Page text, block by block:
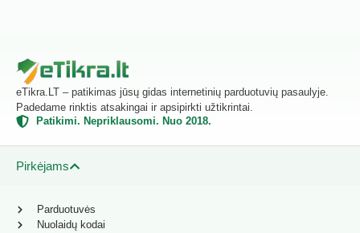
eTikra.LT – patikimas jūsų gidas internetinių parduotuvių pasaulyje.
Padedame rinktis atsakingai ir apsipirkti užtikrintai.
Patikimi. Nepriklausomi. Nuo 2018.
Pirkėjams
Parduotuvės
Nuolaidų kodai